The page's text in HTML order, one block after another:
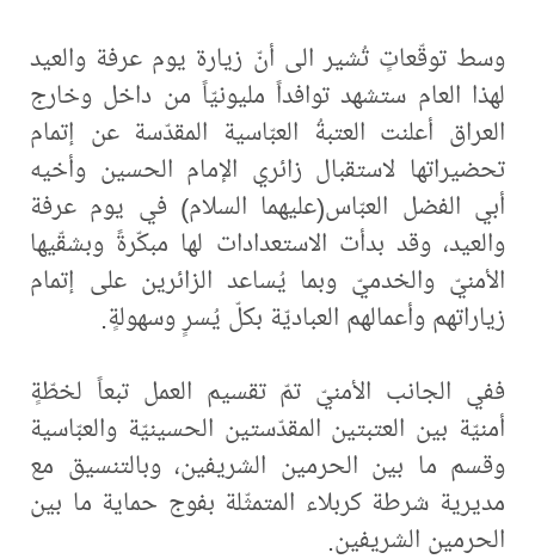
وسط توقّعاتٍ تُشير الى أنّ زيارة يوم عرفة والعيد
لهذا العام ستشهد توافداً مليونيّاً من داخل وخارج
العراق أعلنت العتبةُ العبّاسية المقدّسة عن إتمام
تحضيراتها لاستقبال زائري الإمام الحسين وأخيه
أبي الفضل العبّاس(عليهما السلام) في يوم عرفة
والعيد، وقد بدأت الاستعدادات لها مبكّرةً وبشقّيها
الأمنيّ والخدميّ وبما يُساعد الزائرين على إتمام
زياراتهم وأعمالهم العباديّة بكلّ يُسرٍ وسهولةٍ.
ففي الجانب الأمنيّ تمّ تقسيم العمل تبعاً لخطّةٍ
أمنيّة بين العتبتين المقدّستين الحسينيّة والعبّاسية
وقسم ما بين ‏الحرمين الشريفين، وبالتنسيق مع
مديرية شرطة كربلاء المتمثّلة ‏بفوج حماية ما بين
الحرمين الشريفين.